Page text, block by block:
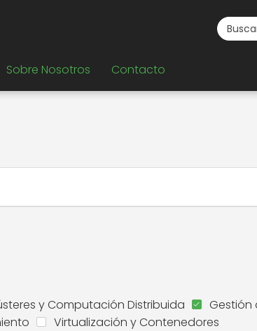
Sobre Nosotros Contacto
y Computación Distribuida
Gestión
Virtualización y Contenedores